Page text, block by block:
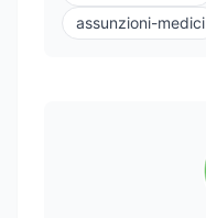
assunzioni-medici